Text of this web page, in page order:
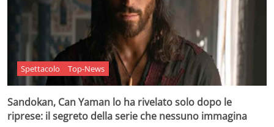
Spettacolo Top-News
Sandokan, Can Yaman lo ha rivelato solo dopo le
riprese: il segreto della serie che nessuno immagina